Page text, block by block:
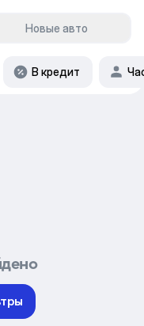
Новые авто
В кредит